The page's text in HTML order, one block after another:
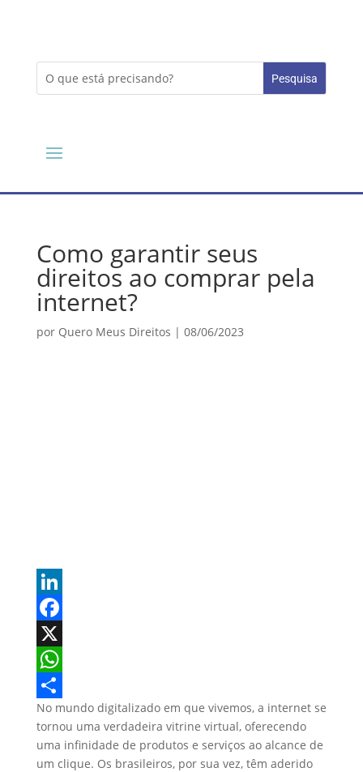
Como garantir seus
direitos ao comprar pela
internet?
por Quero Meus Direitos | 08/06/2023
L
n
k
e
I
a
c
e
o
X
W
h
t
S
a
No mundo digitalizado em que vivemos, a internet se
tornou uma verdadeira vitrine virtual, oferecendo
uma infinidade de produtos e serviços ao alcance de
um clique. Os brasileiros, por sua vez, têm aderido